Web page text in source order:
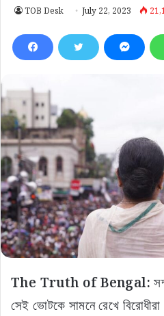
TOB Desk July 22, 2023
The Truth of Bengal:
সেই ভোটকে সামনে রেখে বিরোধীরা